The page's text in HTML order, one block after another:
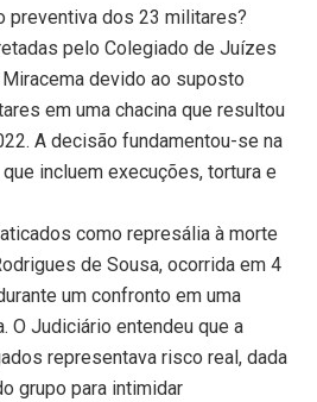
preventiva dos 23 militares?
pelo Colegiado de Juízes
devido ao suposto
em uma chacina que resultou
A decisão fundamentou-se na
incluem execuções, tortura e
como represália à morte
de Sousa, ocorrida em 4
um confronto em uma
O Judiciário entendeu que a
representava risco real, dada
grupo para intimidar